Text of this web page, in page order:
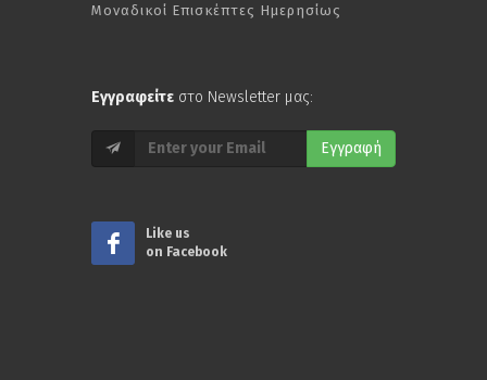
Μοναδικοί Επισκέπτες Ημερησίως
Εγγραφείτε στο Newsletter μας:
Εγγραφή
Like us
on Facebook